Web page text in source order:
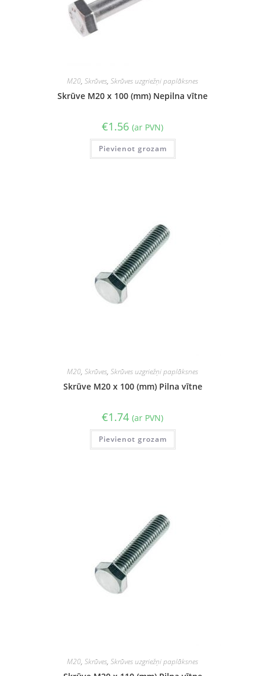
M20, Skrūves, Skrūves uzgriežņi paplāksnes
Skrūve M20 x 100 (mm) Nepilna vītne
€1.56 (ar PVN)
Pievienot grozam
M20, Skrūves, Skrūves uzgriežņi paplāksnes
Skrūve M20 x 100 (mm) Pilna vītne
€1.74 (ar PVN)
Pievienot grozam
M20, Skrūves, Skrūves uzgriežņi paplāksnes